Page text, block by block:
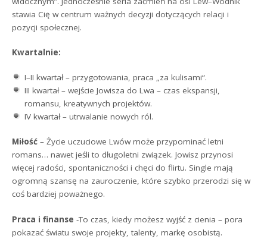
stawia Cię w centrum ważnych decyzji dotyczących relacji i
pozycji społecznej.
Kwartalnie:
I–II kwartał – przygotowania, praca „za kulisami“.
III kwartał – wejście Jowisza do Lwa – czas ekspansji,
romansu, kreatywnych projektów.
IV kwartał – utrwalanie nowych ról.
Miłość – Życie uczuciowe Lwów może przypominać letni
romans… nawet jeśli to długoletni związek. Jowisz przynosi
więcej radości, spontaniczności i chęci do flirtu. Single mają
ogromną szansę na zauroczenie, które szybko przerodzi się w
coś bardziej poważnego.
Praca i finanse -To czas, kiedy możesz wyjść z cienia – pora
pokazać światu swoje projekty, talenty, markę osobistą.